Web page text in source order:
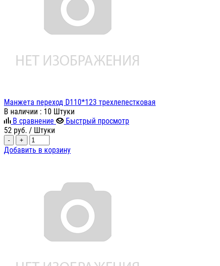
Манжета переход D110*123 трехлепестковая
В наличии : 10 Штуки
В сравнение
Быстрый просмотр
52 руб. / Штуки
- +
Добавить в корзину